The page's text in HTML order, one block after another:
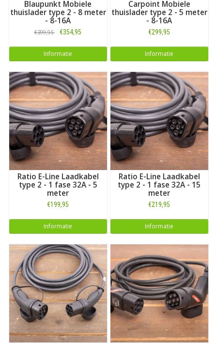
Blaupunkt Mobiele
thuislader type 2 - 8 meter
- 8-16A
€399,95 €354,95
Informatie
Carpoint Mobiele
thuislader type 2 - 5 meter
- 8-16A
€299,95
Informatie
Ratio E-Line Laadkabel
type 2 - 1 fase 32A - 5
meter
€199,95
Informatie
Ratio E-Line Laadkabel
type 2 - 1 fase 32A - 15
meter
€219,95
Informatie